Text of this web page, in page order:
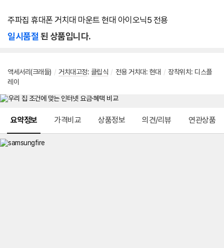
주파집 휴대폰 거치대 마운트 현대 아이오닉5 전용
일시품절 된 상품입니다.
액세서리(크래들) / 거치대고정: 클립식 / 전용 거치대: 현대 / 장착위치: 디스플
레이
요약정보 가격비교 상품정보 의견/리뷰 연관상품